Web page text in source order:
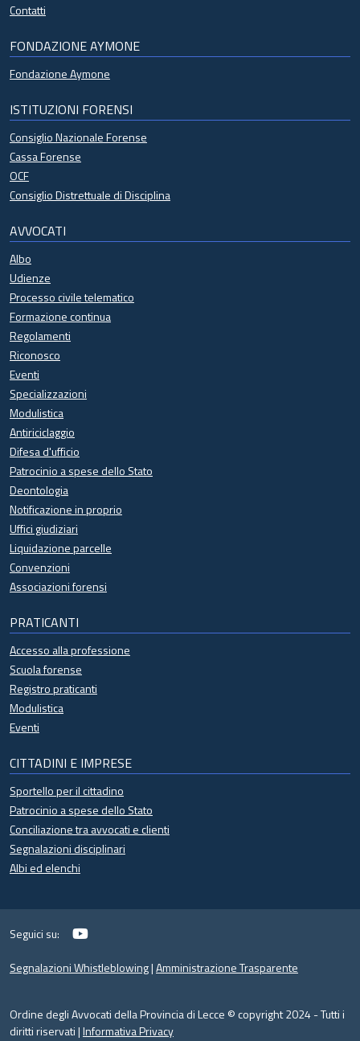
Contatti
FONDAZIONE AYMONE
Fondazione Aymone
ISTITUZIONI FORENSI
Consiglio Nazionale Forense
Cassa Forense
OCF
Consiglio Distrettuale di Disciplina
AVVOCATI
Albo
Udienze
Processo civile telematico
Formazione continua
Regolamenti
Riconosco
Eventi
Specializzazioni
Modulistica
Antiriciclaggio
Difesa d'ufficio
Patrocinio a spese dello Stato
Deontologia
Notificazione in proprio
Uffici giudiziari
Liquidazione parcelle
Convenzioni
Associazioni forensi
PRATICANTI
Accesso alla professione
Scuola forense
Registro praticanti
Modulistica
Eventi
CITTADINI E IMPRESE
Sportello per il cittadino
Patrocinio a spese dello Stato
Conciliazione tra avvocati e clienti
Segnalazioni disciplinari
Albi ed elenchi
Segnalazioni Whistleblowing|Amministrazione Trasparente
Ordine degli Avvocati della Provincia di Lecce © copyright 2024 - Tutti i
diritti riservati |Informativa Privacy
Seguici su: YouTube